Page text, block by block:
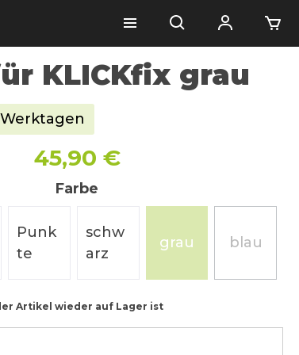
KLICKfix grau
45,90 €
Farbe
zurzeit nicht verfügbar.)
Punk
te
schw
arz
grau(Diese Option ist
blau
(Diese
Artikel wieder auf Lager ist